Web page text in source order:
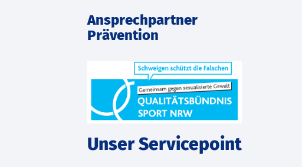
Ansprechpartner
Prävention
Unser Servicepoint